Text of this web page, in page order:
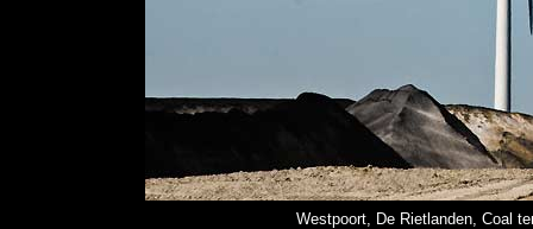
Westpoort, De Rietlanden, Coal